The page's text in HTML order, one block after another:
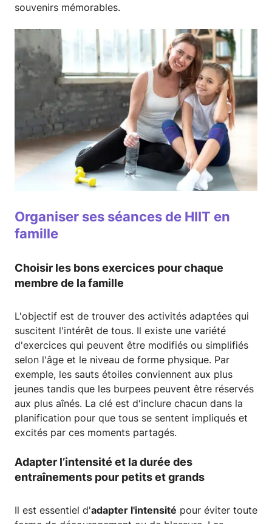
souvenirs mémorables.
Organiser ses séances de HIIT en
famille
Choisir les bons exercices pour chaque
membre de la famille
L'objectif est de trouver des activités adaptées qui
suscitent l'intérêt de tous. Il existe une variété
d'exercices qui peuvent être modifiés ou simplifiés
selon l'âge et le niveau de forme physique. Par
exemple, les sauts étoiles conviennent aux plus
jeunes tandis que les burpees peuvent être réservés
aux plus aînés. La clé est d'inclure chacun dans la
planification pour que tous se sentent impliqués et
excités par ces moments partagés.
Adapter l’intensité et la durée des
entraînements pour petits et grands
Il est essentiel d'adapter l'intensité pour éviter toute